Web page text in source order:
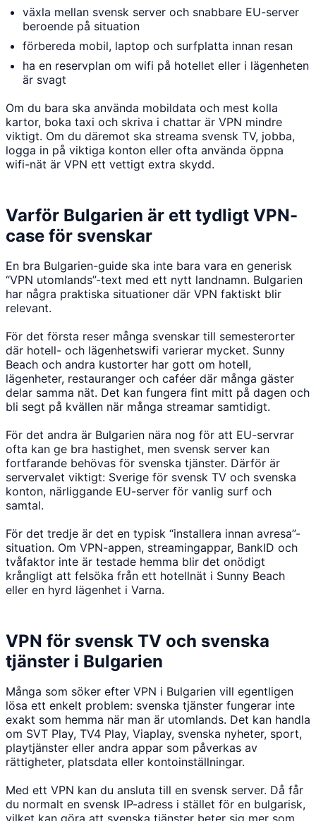
växla mellan svensk server och snabbare EU-server
beroende på situation
förbereda mobil, laptop och surfplatta innan resan
ha en reservplan om wifi på hotellet eller i lägenheten
är svagt
Om du bara ska använda mobildata och mest kolla
kartor, boka taxi och skriva i chattar är VPN mindre
viktigt. Om du däremot ska streama svensk TV, jobba,
logga in på viktiga konton eller ofta använda öppna
wifi-nät är VPN ett vettigt extra skydd.
Varför Bulgarien är ett tydligt VPN-
case för svenskar
En bra Bulgarien-guide ska inte bara vara en generisk
“VPN utomlands”-text med ett nytt landnamn. Bulgarien
har några praktiska situationer där VPN faktiskt blir
relevant.
För det första reser många svenskar till semesterorter
där hotell- och lägenhetswifi varierar mycket. Sunny
Beach och andra kustorter har gott om hotell,
lägenheter, restauranger och caféer där många gäster
delar samma nät. Det kan fungera fint mitt på dagen och
bli segt på kvällen när många streamar samtidigt.
För det andra är Bulgarien nära nog för att EU-servrar
ofta kan ge bra hastighet, men svensk server kan
fortfarande behövas för svenska tjänster. Därför är
servervalet viktigt: Sverige för svensk TV och svenska
konton, närliggande EU-server för vanlig surf och
samtal.
För det tredje är det en typisk “installera innan avresa”-
situation. Om VPN-appen, streamingappar, BankID och
tvåfaktor inte är testade hemma blir det onödigt
krångligt att felsöka från ett hotellnät i Sunny Beach
eller en hyrd lägenhet i Varna.
VPN för svensk TV och svenska
tjänster i Bulgarien
Många som söker efter VPN i Bulgarien vill egentligen
lösa ett enkelt problem: svenska tjänster fungerar inte
exakt som hemma när man är utomlands. Det kan handla
om SVT Play, TV4 Play, Viaplay, svenska nyheter, sport,
playtjänster eller andra appar som påverkas av
rättigheter, platsdata eller kontoinställningar.
Med ett VPN kan du ansluta till en svensk server. Då får
du normalt en svensk IP-adress i stället för en bulgarisk,
vilket kan göra att svenska tjänster beter sig mer som